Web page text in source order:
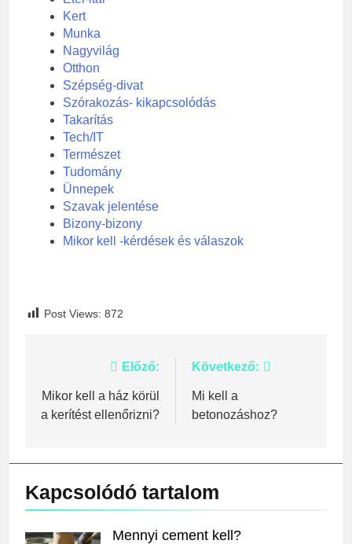
Kert
Munka
Nagyvilág
Otthon
Szépség-divat
Szórakozás- kikapcsolódás
Takarítás
Tech/IT
Természet
Tudomány
Ünnepek
Szavak jelentése
Bizony-bizony
Mikor kell -kérdések és válaszok
Post Views: 872
Bejegyzés
navigáció
Előző:
Mikor kell a ház körül
a kerítést ellenőrizni?
Következő:
Mi kell a
betonozáshoz?
Kapcsolódó tartalom
Mennyi cement kell?